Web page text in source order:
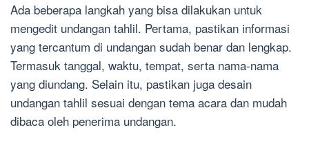
Ada beberapa langkah yang bisa dilakukan untuk
mengedit undangan tahlil. Pertama, pastikan informasi
yang tercantum di undangan sudah benar dan lengkap.
Termasuk tanggal, waktu, tempat, serta nama-nama
yang diundang. Selain itu, pastikan juga desain
undangan tahlil sesuai dengan tema acara dan mudah
dibaca oleh penerima undangan.